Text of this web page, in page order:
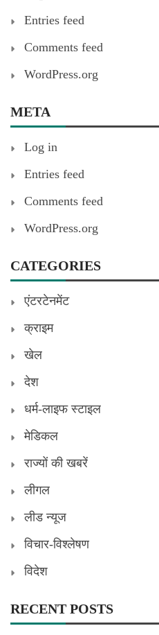
Entries feed
Comments feed
WordPress.org
META
Log in
Entries feed
Comments feed
WordPress.org
CATEGORIES
एंटरटेनमेंट
क्राइम
खेल
देश
धर्म-लाइफ स्टाइल
मेडिकल
राज्यों की खबरें
लीगल
लीड न्यूज
विचार-विश्लेषण
विदेश
RECENT POSTS